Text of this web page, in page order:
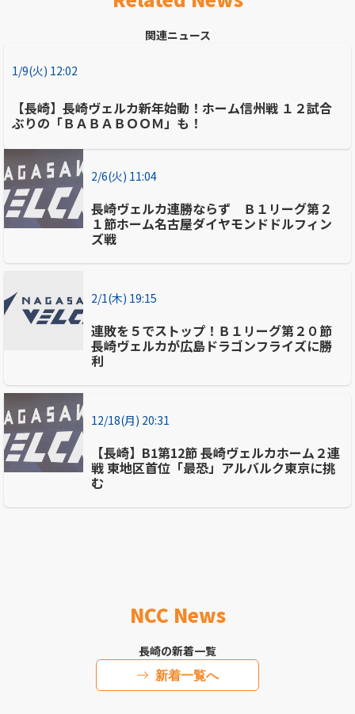
関連ニュース
1/9(火) 12:02
【長崎】長崎ヴェルカ新年始動！ホーム信州戦 １２試合
ぶりの「ＢＡＢＡＢＯＯＭ」も！
2/6(火) 11:04
長崎ヴェルカ連勝ならず Ｂ１リーグ第２
１節ホーム名古屋ダイヤモンドドルフィン
ズ戦
2/1(木) 19:15
連敗を５でストップ！Ｂ１リーグ第２０節
長崎ヴェルカが広島ドラゴンフライズに勝
利
12/18(月) 20:31
【長崎】B1第12節 長崎ヴェルカホーム２連
戦 東地区首位「最恐」アルバルク東京に挑
む
NCC News
長崎の新着一覧
新着一覧へ